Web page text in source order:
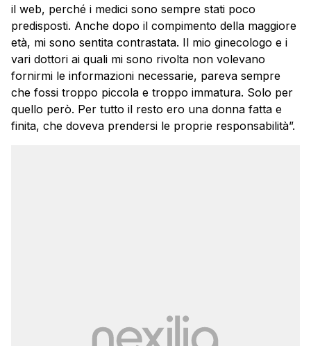
il web, perché i medici sono sempre stati poco
predisposti. Anche dopo il compimento della maggiore
età, mi sono sentita contrastata. Il mio ginecologo e i
vari dottori ai quali mi sono rivolta non volevano
fornirmi le informazioni necessarie, pareva sempre
che fossi troppo piccola e troppo immatura. Solo per
quello però. Per tutto il resto ero una donna fatta e
finita, che doveva prendersi le proprie responsabilità”.